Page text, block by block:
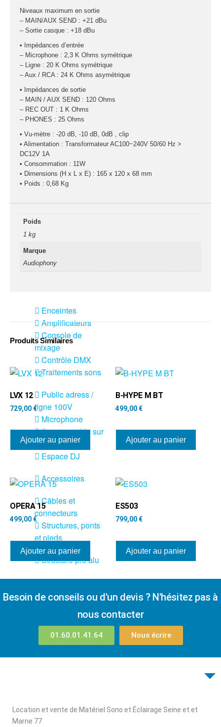
Machines à
Machines à
fumée-geyser
VENTE SONO ET
ÉCLAIRAGE
Éclairage
Projecteurs LED
Accessoires
éclairage
Contrôle DMX
Lyres
Liquides
lumière à led
Laser
Strobes
Enceintes
Amplificateurs
Console de
mixage
Contrôle DMX
Traitements sons
Public adress /
ligne 100V
Microphone
Sono portable sur
batterie
Espace DJ
Accessoires
Câbles et
connecteurs
Structures, ponts
et pieds
Structure pro alu
X
Niveaux maximum en sortie
– MAIN/AUX SEND : +21 dBu
– Sortie casque : +18 dBu
• Impédances d’entrée
– Microphone : 2,3 K Ohms symétrique
– Ligne : 20 K Ohms symétrique
– Aux / RCA : 24 K Ohms asymétrique
• Impédances de sortie
– MAIN / AUX SEND : 120 Ohms
– REC OUT : 1 K Ohms
– PHONES : 25 Ohms
• Vu-mètre : -20 dB, -10 dB, 0dB , clip
• Alimentation : Transformateur AC100~240V 50/60 Hz >
DC12V 1A
• Consommation : 11W
• Dimensions (H x L x E) : 165 x 120 x 68 mm
• Poids : 0,68 Kg
Poids
1 kg
Marque
Audiophony
Produits Similaires
LVX 12
729,00 €
Ajouter au panier
B-HYPE M BT
499,00 €
Ajouter au panier
OPERA 15
499,00 €
Ajouter au panier
ES503
799,00 €
Ajouter au panier
Besoin de conseils ou d'un devis ? N'hésitez pas à
nous contacter
01.60.01.41.64 Nous écrire
Location et vente de Matériel Sono et Éclairage Seine et et
Marne 77